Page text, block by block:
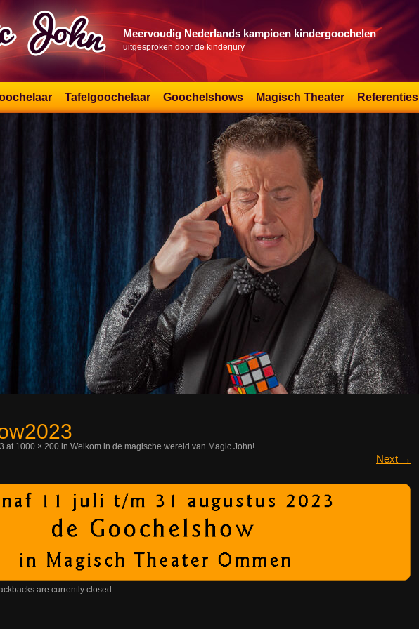
Meervoudig Nederlands kampioen kindergoochelen
uitgesproken door de kinderjury
Tafelgoochelaar Goochelshows Magisch Theater Referenties
at 1000 × 200 in Welkom in de magische wereld van Magic John!
Next →
are currently closed.